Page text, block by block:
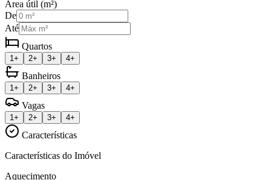
Área útil (m²)
De
Até
Quartos
1+ 2+ 3+ 4+
Banheiros
1+ 2+ 3+ 4+
Vagas
1+ 2+ 3+ 4+
Características
Características do Imóvel
Aquecimento